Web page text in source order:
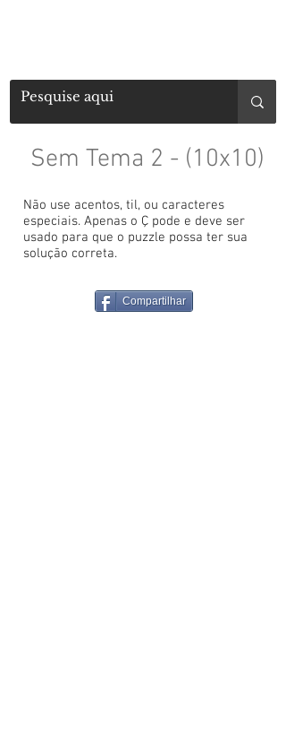
Sem Tema 2 - (10x10)
Não use acentos, til, ou caracteres
especiais. Apenas o Ç pode e deve ser
usado para que o puzzle possa ter sua
solução correta.
Compartilhar